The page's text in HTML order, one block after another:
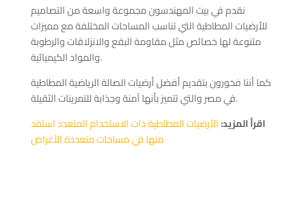
نقدم في بيت المهندسون مجموعة واسعة من التصاميم
للأرضيات المطاطية التي تناسب المساحات المختلفة مع مميزات
متنوعة لها خصائص مثل مقاومة البقع والانزلاقات والرطوبة
والمواد الكيميائية.
كما أننا فخورون بتقديم أفضل أرضيات الصالة الرياضية المطاطية
في مصر والتي تتميز بأنها آمنة وجذابة للتمرينات الثقيلة.
اقرأ المزيد:الأرضيات المطاطية ذات الاستخدام المتعدد استفد
منها في مساحات متعددة الأغراض